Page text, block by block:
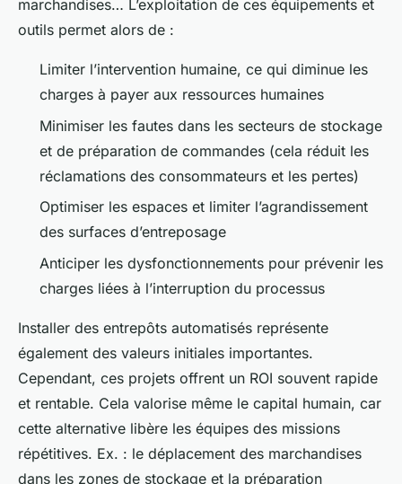
marchandises… L’exploitation de ces équipements et
outils permet alors de :
Limiter l’intervention humaine, ce qui diminue les
charges à payer aux ressources humaines
Minimiser les fautes dans les secteurs de stockage
et de préparation de commandes (cela réduit les
réclamations des consommateurs et les pertes)
Optimiser les espaces et limiter l’agrandissement
des surfaces d’entreposage
Anticiper les dysfonctionnements pour prévenir les
charges liées à l’interruption du processus
Installer des entrepôts automatisés représente
également des valeurs initiales importantes.
Cependant, ces projets offrent un ROI souvent rapide
et rentable. Cela valorise même le capital humain, car
cette alternative libère les équipes des missions
répétitives. Ex. : le déplacement des marchandises
dans les zones de stockage et la préparation